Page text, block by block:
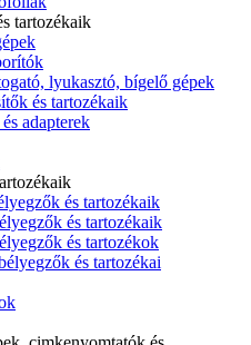
tartozékaik
lyukasztó, bígelő gépek
és tartozékaik
adapterek
és tartozékaik
és tartozékaik
és tartozékok
és tartozékai